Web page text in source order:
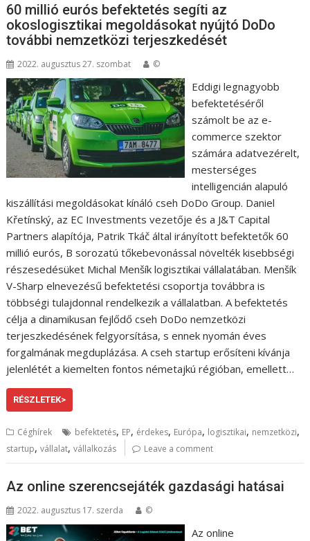
60 millió eurós befektetés segíti az
okoslogisztikai megoldásokat nyújtó DoDo
további nemzetközi terjeszkedését
2022. augusztus 27. szombat ©
Eddigi legnagyobb
befektetéséről
számolt be az e-
commerce szektor
számára adatvezérelt,
mesterséges
intelligencián alapuló
kiszállítási megoldásokat kínáló cseh DoDo Group. Daniel
Křetínský, az EC Investments vezetője és a J&T Capital
Partners alapítója, Patrik Tkáč által irányított befektetők 60
millió eurós, B sorozatú tőkebevonással növelték kisebbségi
részesedésüket Michal Menšík logisztikai vállalatában. Menšík
V-Sharp elnevezésű befektetési csoportja továbbra is
többségi tulajdonnal rendelkezik a vállalatban. A befektetés
célja a dinamikusan fejlődő cseh DoDo nemzetközi
terjeszkedésének felgyorsítása, s ennek nyomán éves
forgalmának megduplázása. A cseh startup erősíteni kívánja
jelenlétét a kiemelten fontos németajkú régióban, emellett…
RÉSZLETEK>
Céghírek befektetés, EP, érdekes, Európa, logisztikai, nemzetközi,
startup,vállalat,vállalkozás Leave a comment
Az online szerencsejáték gazdasági hatásai
2022. augusztus 17. szerda ©
Az online